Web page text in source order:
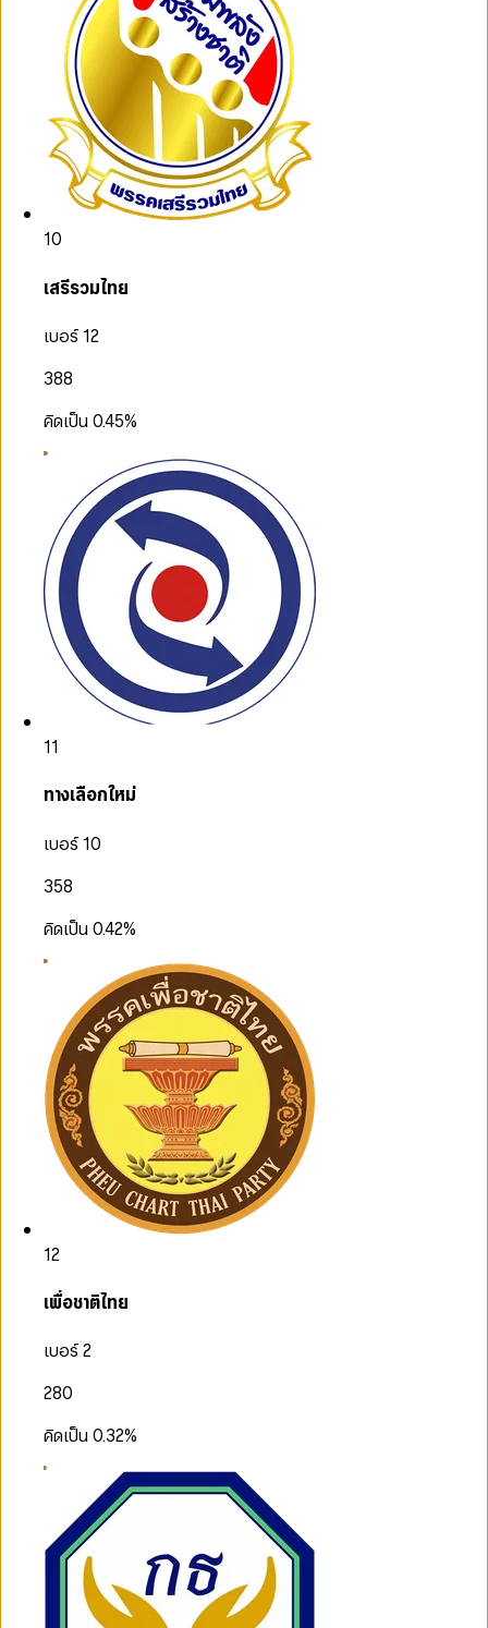
10
เสรีรวมไทย
เบอร์ 12
388
คิดเป็น0.45%
11
ทางเลือกใหม่
เบอร์ 10
358
คิดเป็น0.42%
12
เพื่อชาติไทย
เบอร์ 2
280
คิดเป็น0.32%